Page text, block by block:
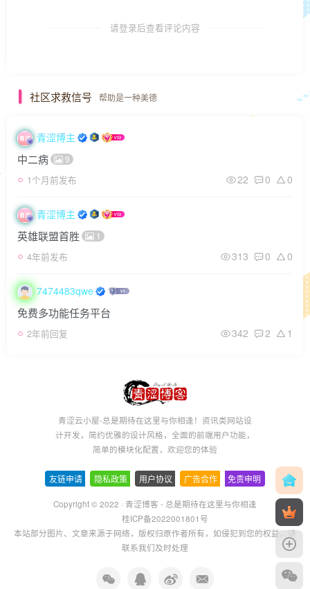
请登录后查看评论内容
社区求救信号 帮助是一种美德
青涩博主
中二病 9
1个月前发布 22 0 0
青涩博主
英雄联盟首胜 1
4年前发布 313 0 0
7474483qwe
免费多功能任务平台
2年前回复 342 2 1
青涩云小屋-总是期待在这里与你相逢！资讯类网站设
计开发，简约优雅的设计风格，全面的前端用户功能，
简单的模块化配置，欢迎您的体验
友链申请 隐私政策 用户协议 广告合作 免责申明
Copyright © 2022 · 青涩博客 - 总是期待在这里与你相逢
桂ICP备2022001801号
本站部分图片、文章来源于网络，版权归原作者所有，如侵犯到您的权益，请
联系我们及时处理